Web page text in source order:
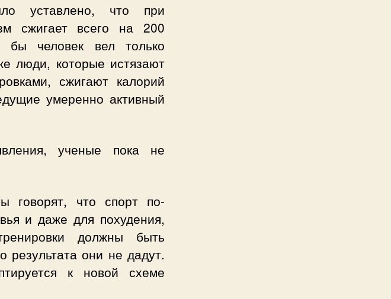
уставлено, что при
сжигает всего на 200
человек вел только
люди, которые истязают
сжигают калорий
умеренно активный
ученые пока не
говорят, что спорт по-
и даже для похудения,
должны быть
результата они не дадут.
к новой схеме